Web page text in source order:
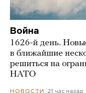
Война
1626-й день.
в ближайшие
решиться на
НАТО
НОВОСТИ 21 час назад